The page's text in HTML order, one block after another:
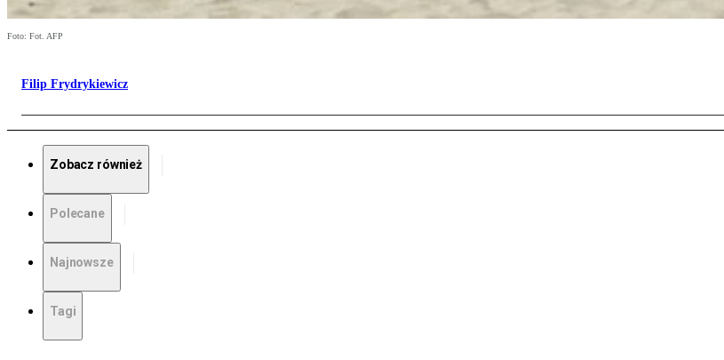
Foto: Fot. AFP
Filip Frydrykiewicz
Zobacz również
Polecane
Najnowsze
Tagi